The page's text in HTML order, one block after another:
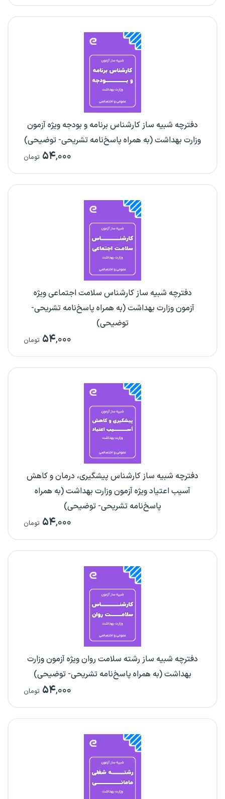
دفترچه شبیه ساز کارشناس برنامه و بودجه ویژه آزمون
وزارت بهداشت (به همراه پاسخ‌نامه تشریحی- توضیحی)
۵۴,۰۰۰ تومان
دفترچه شبیه ساز کارشناس سلامت اجتماعی ویژه
آزمون وزارت بهداشت (به همراه پاسخ‌نامه تشریحی-
توضیحی)
۵۴,۰۰۰ تومان
دفترچه شبیه ساز کارشناس پیشگیری، درمان و کاهش
آسیب اعتیاد ویژه آزمون وزارت بهداشت (به همراه
پاسخ‌نامه تشریحی- توضیحی)
۵۴,۰۰۰ تومان
دفترچه شبیه ساز رشته سلامت روان ویژه آزمون وزارت
بهداشت (به همراه پاسخ‌نامه تشریحی- توضیحی)
۵۴,۰۰۰ تومان